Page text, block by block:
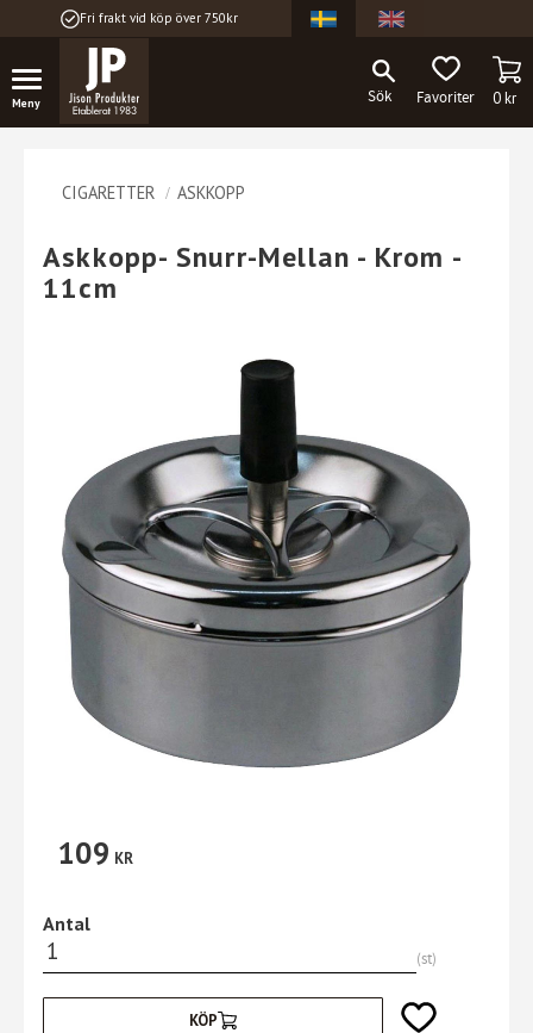
Fri frakt vid köp över 750kr
FAVORITER0kr
CIGARETTER ASKKOPP
Askkopp- Snurr-Mellan - Krom -
11cm
109 KR
Antal
st
KÖP Lägg till i